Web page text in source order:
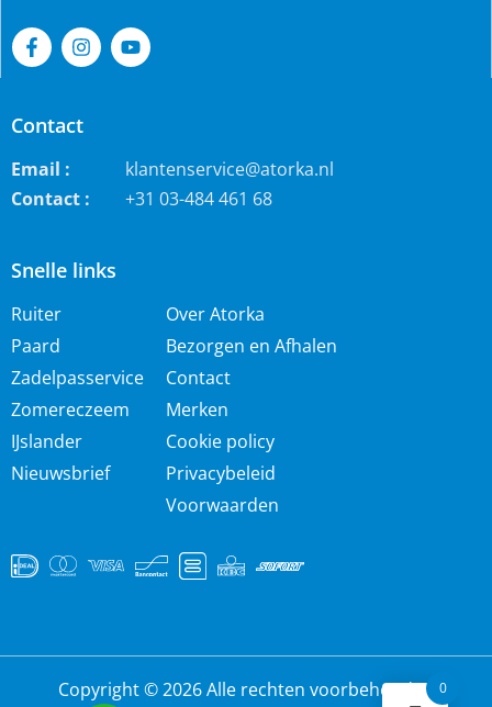
Snelle links
Ruiter
Paard
Zadelpasservice
Zomereczeem
IJslander
Nieuwsbrief
Over Atorka
Bezorgen en Afhalen
Contact
Merken
Cookie policy
Privacybeleid
Voorwaarden
Contact
Email :
klantenservice@atorka.nl
Contact :
+31 03-484 461 68
Copyright © 2026 Alle rechten voorbehouden 0